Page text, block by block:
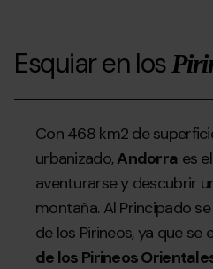
Esquiar en los
Con 468 km2 de
urbanizado,Andorra es
aventurarse y descubrir
montaña. Al Principado
de los Pirineos, ya que se
de los Pirineos